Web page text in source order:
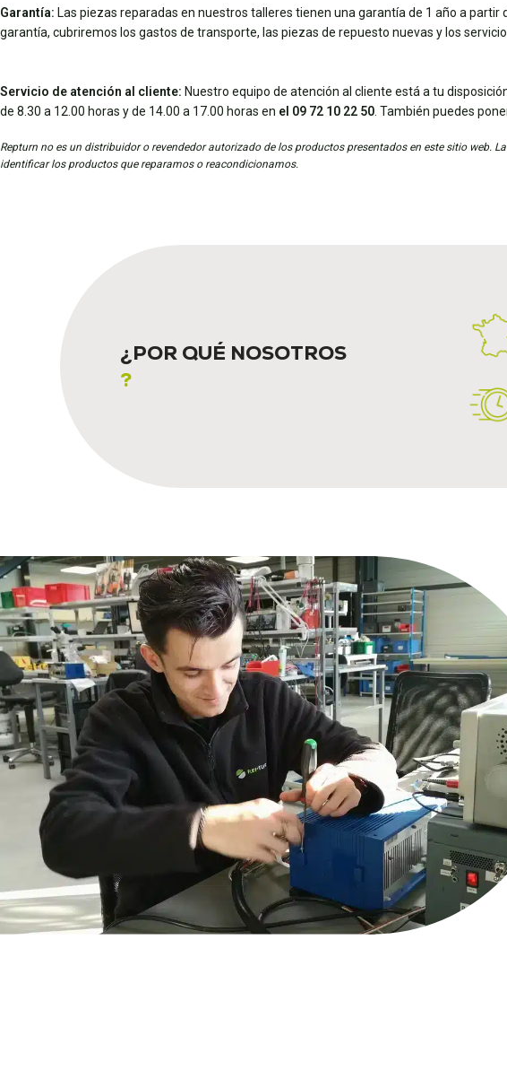
Garantía: Las piezas reparadas en nuestros talleres tienen una garantía de 1 año a
garantía, cubriremos los gastos de transporte, las piezas de repuesto nuevas y los
Servicio de atención al cliente: Nuestro equipo de atención al cliente está a tu
de 8.30 a 12.00 horas y de 14.00 a 17.00 horas en el 09 72 10 22 50 . También puedes
Repturn no es un distribuidor o revendedor autorizado de los productos presentados en este sitio web.
identificar los productos que reparamos o reacondicionamos.
¿POR QUÉ NOSOTROS
?